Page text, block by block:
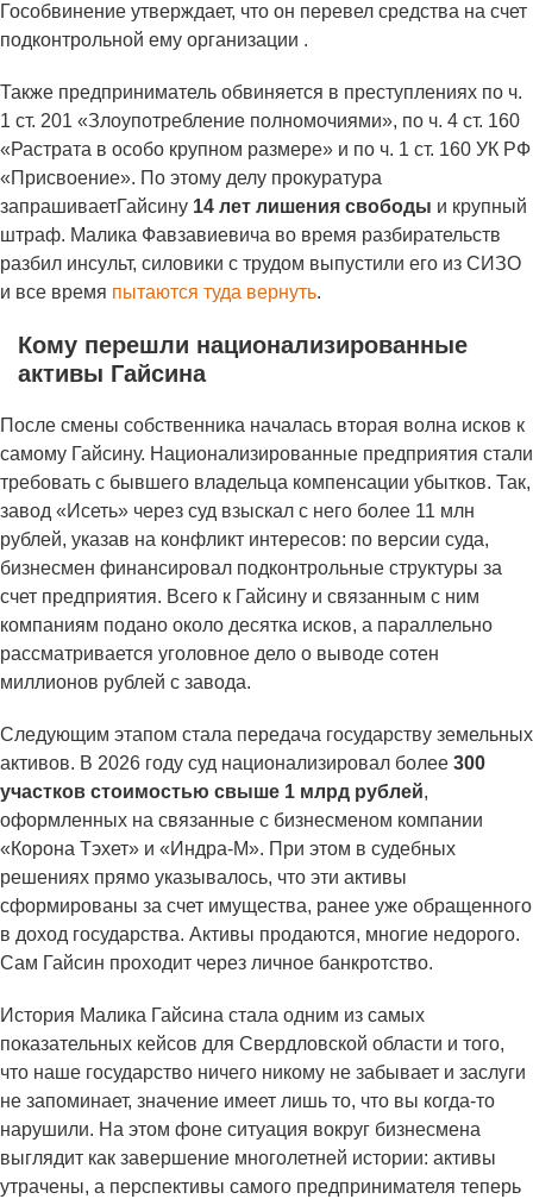
Гособвинение утверждает, что он перевел средства на счет
подконтрольной ему организации .
Также предприниматель обвиняется в преступлениях по ч.
1 ст. 201 «Злоупотребление полномочиями», по ч. 4 ст. 160
«Растрата в особо крупном размере» и по ч. 1 ст. 160 УК РФ
«Присвоение». По этому делу прокуратура
запрашиваетГайсину 14 лет лишения свободы и крупный
штраф. Малика Фавзавиевича во время разбирательств
разбил инсульт, силовики с трудом выпустили его из СИЗО
и все время пытаются туда вернуть.
Кому перешли национализированные
активы Гайсина
После смены собственника началась вторая волна исков к
самому Гайсину. Национализированные предприятия стали
требовать с бывшего владельца компенсации убытков. Так,
завод «Исеть» через суд взыскал с него более 11 млн
рублей, указав на конфликт интересов: по версии суда,
бизнесмен финансировал подконтрольные структуры за
счет предприятия. Всего к Гайсину и связанным с ним
компаниям подано около десятка исков, а параллельно
рассматривается уголовное дело о выводе сотен
миллионов рублей с завода.
Следующим этапом стала передача государству земельных
активов. В 2026 году суд национализировал более 300
участков стоимостью свыше 1 млрд рублей,
оформленных на связанные с бизнесменом компании
«Корона Тэхет» и «Индра-М». При этом в судебных
решениях прямо указывалось, что эти активы
сформированы за счет имущества, ранее уже обращенного
в доход государства. Активы продаются, многие недорого.
Сам Гайсин проходит через личное банкротство.
История Малика Гайсина стала одним из самых
показательных кейсов для Свердловской области и того,
что наше государство ничего никому не забывает и заслуги
не запоминает, значение имеет лишь то, что вы когда-то
нарушили. На этом фоне ситуация вокруг бизнесмена
выглядит как завершение многолетней истории: активы
утрачены, а перспективы самого предпринимателя теперь